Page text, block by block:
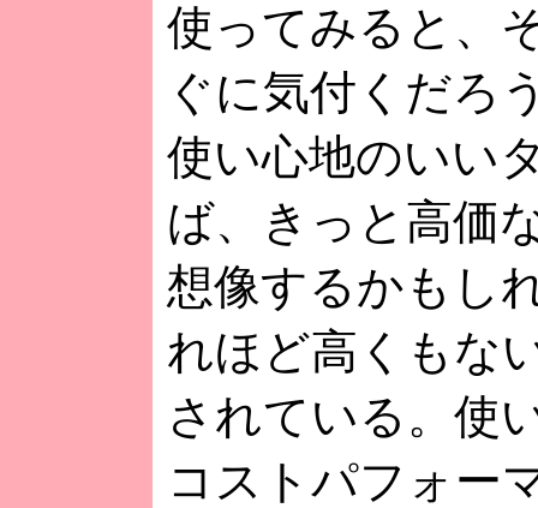
使ってみると、
ぐに気付くだろ
使い心地のいい
ば、きっと高価
想像するかもし
れほど高くもな
されている。使
コストパフォー